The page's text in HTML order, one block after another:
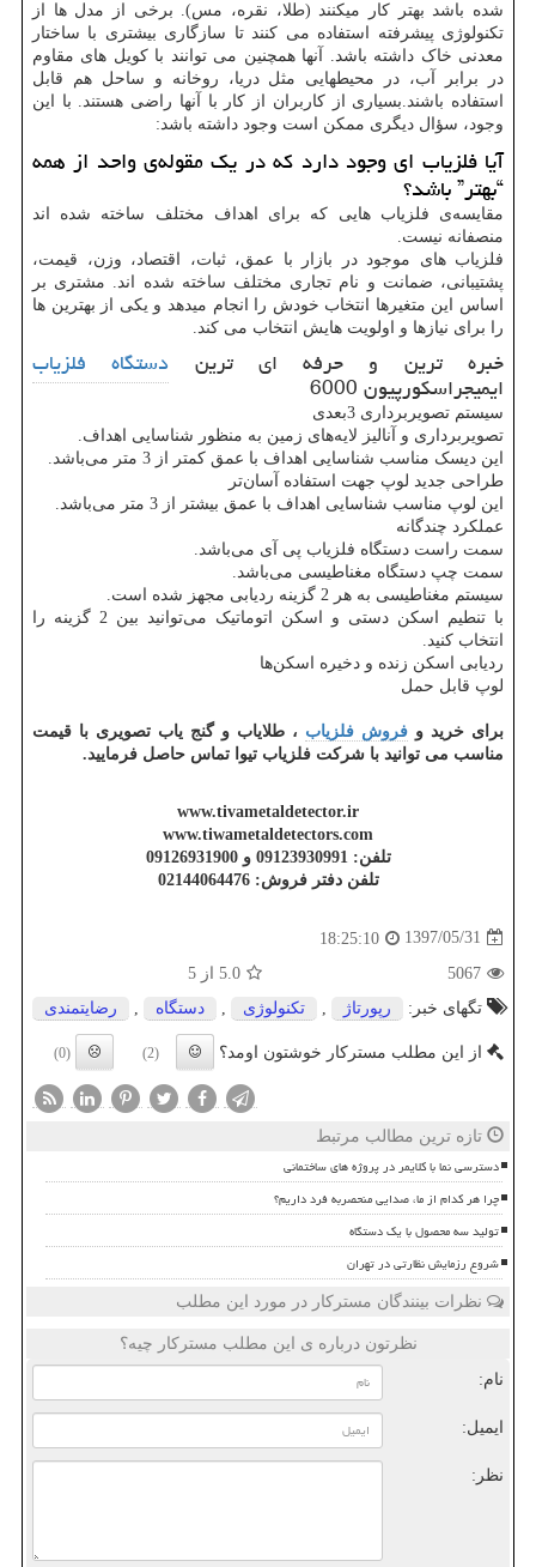
شده باشد بهتر کار میکنند (طلا، نقره، مس). برخی از مدل ها از
تکنولوژی پیشرفته استفاده می کنند تا سازگاری بیشتری با ساختار
معدنی خاک داشته باشد. آنها همچنین می توانند با کویل های مقاوم
در برابر آب، در محیطهایی مثل دریا، روخانه و ساحل هم قابل
استفاده باشند.بسیاری از کاربران از کار با آنها راضی هستند. با این
وجود، سؤال دیگری ممکن است وجود داشته باشد:
آیا فلزیاب ای وجود دارد که در یک مقوله‌ی واحد از همه
“بهتر” باشد؟
مقایسه‌ی فلزیاب هایی که برای اهداف مختلف ساخته شده اند
منصفانه نیست.
فلزیاب های موجود در بازار با عمق، ثبات، اقتصاد، وزن، قیمت،
پشتیبانی، ضمانت و نام تجاری مختلف ساخته شده اند. مشتری بر
اساس این متغیرها انتخاب خودش را انجام میدهد و یکی از بهترین ها
را برای نیازها و اولویت هایش انتخاب می کند.
خبره ترین و حرفه ای ترین دستگاه فلزیاب
ایمیجراسکورپیون 6000
سیستم تصویربرداری 3بعدی
تصویربرداری و آنالیز لایه‌های زمین به منظور شناسایی اهداف.
این دیسک مناسب شناسایی اهداف با عمق کمتر از 3 متر می‌باشد.
طراحی جدید لوپ جهت استفاده آسان‌تر
این لوپ مناسب شناسایی اهداف با عمق بیشتر از 3 متر می‌باشد.
عملکرد چندگانه
سمت راست دستگاه فلزیاب پی آی می‌باشد.
سمت چپ دستگاه مغناطیسی می‌باشد.
سیستم مغناطیسی به هر 2 گزینه ردیابی مجهز شده است.
با تنطیم اسکن دستی و اسکن اتوماتیک می‌توانید بین 2 گزینه را
انتخاب کنید.
ردیابی اسکن زنده و دخیره اسکن‌ها
لوپ قابل حمل
برای خرید و فروش فلزیاب ، طلایاب و گنج یاب تصویری با قیمت
مناسب می توانید با شرکت فلزیاب تیوا تماس حاصل فرمایید.
www.tivametaldetector.ir
www.tiwametaldetectors.com
تلفن: 09123930991 و 09126931900
تلفن دفتر فروش: 02144064476
1397/05/31
18:25:10
5067
5.0 از 5
تگهای خبر:
رپورتاژ , تكنولوژی , دستگاه , رضایتمندی
از این مطلب مسترکار خوشتون اومد؟ (2)
(0)
تازه ترین مطالب مرتبط
دسترسی نما با کلایمر در پروژه های ساختمانی
چرا هر کدام از ما، صدایی منحصربه فرد داریم؟
تولید سه محصول با یک دستگاه
شروع رزمایش نظارتی در تهران
نظرات بینندگان مسترکار در مورد این مطلب
نظرتون درباره ی این مطلب مسترکار چیه؟
نام:
ایمیل:
نظر: